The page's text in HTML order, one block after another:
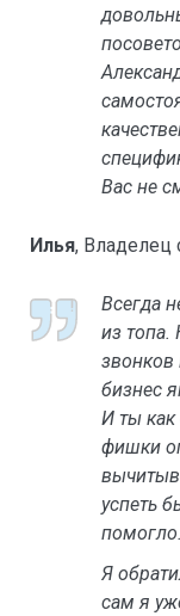
Вас не
Илья, Владелец
Всегда
из топа.
звонков
бизнес
И ты
фишки
успеть
Я
сам я